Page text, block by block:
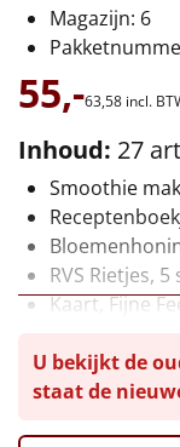
Mannen
Vrouwen
Duurzaam
Leuke
Goedkope
Uniek
Magazijn: 6
55,-63,58 incl.
Inhoud: 27
Smoothie
RVS Rietjes, 5
Kaart, Fijne
Servetten, 20
U bekijkt de
staat de